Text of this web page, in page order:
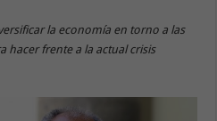
la economía en torno a las
hacer frente a la actual crisis